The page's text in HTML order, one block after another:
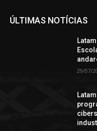
ÚLTIMAS NOTÍCIAS
29/07/